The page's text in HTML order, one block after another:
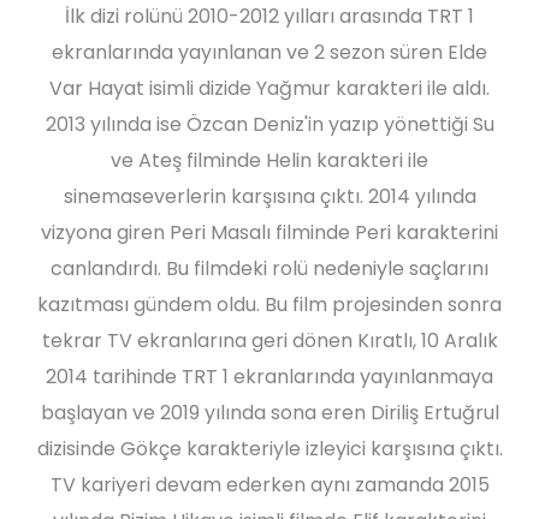
İlk dizi rolünü 2010-2012 yılları arasında TRT 1
ekranlarında yayınlanan ve 2 sezon süren Elde
Var Hayat isimli dizide Yağmur karakteri ile aldı.
2013 yılında ise Özcan Deniz'in yazıp yönettiği Su
ve Ateş filminde Helin karakteri ile
sinemaseverlerin karşısına çıktı. 2014 yılında
vizyona giren Peri Masalı filminde Peri karakterini
canlandırdı. Bu filmdeki rolü nedeniyle saçlarını
kazıtması gündem oldu. Bu film projesinden sonra
tekrar TV ekranlarına geri dönen Kıratlı, 10 Aralık
2014 tarihinde TRT 1 ekranlarında yayınlanmaya
başlayan ve 2019 yılında sona eren Diriliş Ertuğrul
dizisinde Gökçe karakteriyle izleyici karşısına çıktı.
TV kariyeri devam ederken aynı zamanda 2015